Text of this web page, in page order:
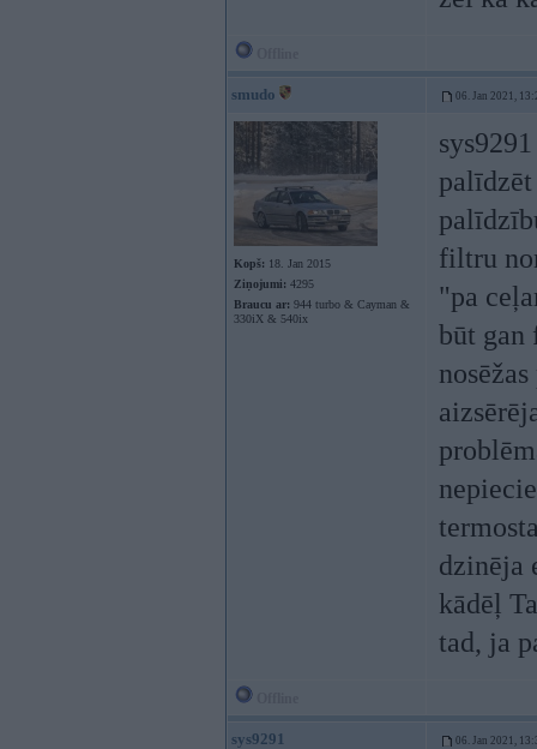
smudo 06. Jan 2021,
Kopš: 18. Jan 2015
Ziņojumi: 4295
Braucu ar: 944 turbo & Cayman &
330iX & 540ix
palīdzēt
filtru
"pa
būt gan
dzinēja
kādēļ
tad, ja
sys9291 06. Jan 2021,